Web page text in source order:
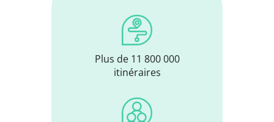
Plus de 11 800 000
itinéraires